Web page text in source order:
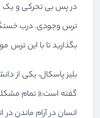
در پس بی تحرکی و یک
ترس وجودی. درب
بگذارید تا با این ترس
بلیز پاسکال، یکی از
گفته است:« تمام
انسان در آرام ماندن